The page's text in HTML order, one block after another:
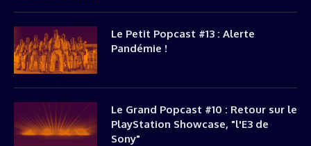
Le Petit Popcast #13 : Alerte
Pandémie !
Le Grand Popcast #10 : Retour sur le
PlayStation Showcase, "l'E3 de
Sony"